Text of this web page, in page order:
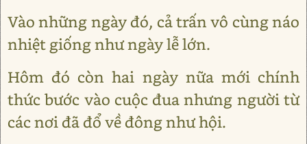
Vào những ngày đó, cả trấn vô cùng náo
nhiệt giống như ngày lễ lớn.
Hôm đó còn hai ngày nữa mới chính
thức bước vào cuộc đua nhưng người từ
các nơi đã đổ về đông như hội.